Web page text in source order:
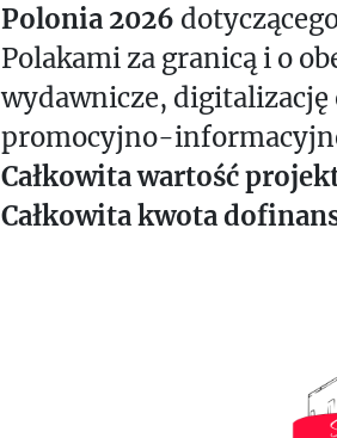
Polonia 2026
Polakami za granicą i o
wydawnicze, digitalizację
promocyjno-
Całkowita wartość
Całkowita kwota